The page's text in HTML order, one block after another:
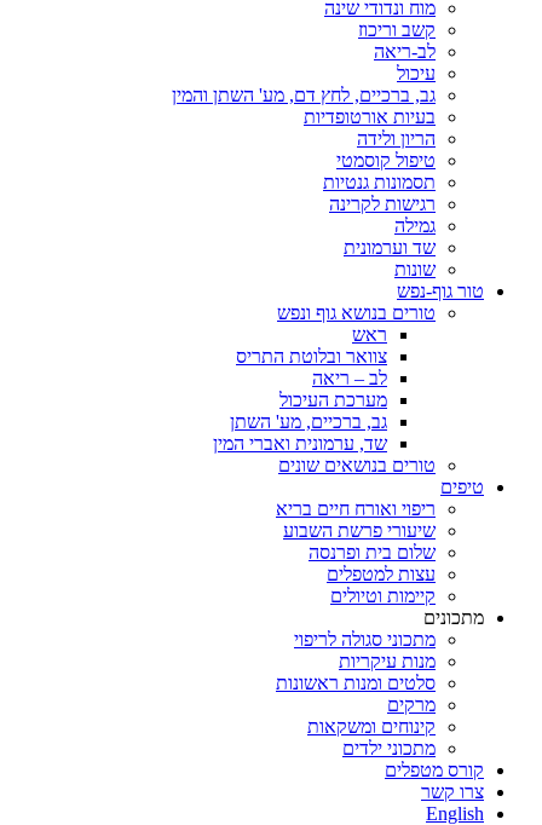
מוח ונדודי שינה
קשב וריכוז
לב-ריאה
עיכול
גב, ברכיים, לחץ דם, מע' השתן והמין
בעיות אורטופדיות
הריון ולידה
טיפול קוסמטי
תסמונות גנטיות
רגישות לקרינה
גמילה
שד וערמונית
שונות
טור גוף-נפש
טורים בנושא גוף ונפש
ראש
צוואר ובלוטת התריס
לב – ריאה
מערכת העיכול
גב, ברכיים, מע' השתן
שד, ערמונית ואברי המין
טורים בנושאים שונים
טיפים
ריפוי ואורח חיים בריא
שיעורי פרשת השבוע
שלום בית ופרנסה
עצות למטפלים
קיימות וטיולים
מתכונים
מתכוני סגולה לריפוי
מנות עיקריות
סלטים ומנות ראשונות
מרקים
קינוחים ומשקאות
מתכוני ילדים
קורס מטפלים
צרו קשר
English